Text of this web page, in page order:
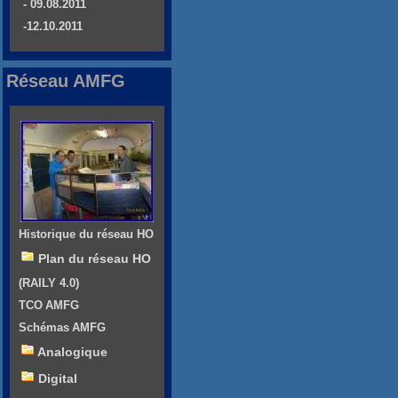
- 09.08.2011
-12.10.2011
Réseau AMFG
Historique du réseau HO
Plan du réseau HO
(RAILY 4.0)
TCO AMFG
Schémas AMFG
Analogique
Digital